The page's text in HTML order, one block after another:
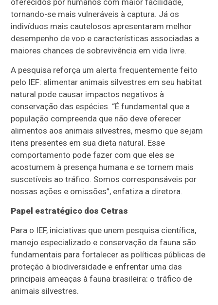
oferecidos por humanos com maior facilidade,
tornando-se mais vulneráveis à captura. Já os
indivíduos mais cautelosos apresentaram melhor
desempenho de voo e características associadas a
maiores chances de sobrevivência em vida livre.
A pesquisa reforça um alerta frequentemente feito
pelo IEF: alimentar animais silvestres em seu habitat
natural pode causar impactos negativos à
conservação das espécies. “É fundamental que a
população compreenda que não deve oferecer
alimentos aos animais silvestres, mesmo que sejam
itens presentes em sua dieta natural. Esse
comportamento pode fazer com que eles se
acostumem à presença humana e se tornem mais
suscetíveis ao tráfico. Somos corresponsáveis por
nossas ações e omissões”, enfatiza a diretora.
Papel estratégico dos Cetras
Para o IEF, iniciativas que unem pesquisa científica,
manejo especializado e conservação da fauna são
fundamentais para fortalecer as políticas públicas de
proteção à biodiversidade e enfrentar uma das
principais ameaças à fauna brasileira: o tráfico de
animais silvestres.